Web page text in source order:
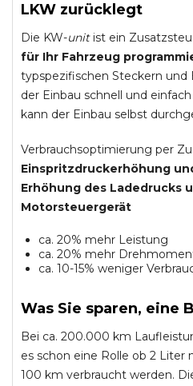
LKW zurücklegt
Die KW-unitist ein
für Ihr Fahrzeug
typspezifischen Steckern
der Einbau schnell und
kann der Einbau selbst
Verbrauchsoptimierung per
Einspritzdruckerhöhung
Erhöhung des Ladedrucks
Motorsteuergerät
ca. 20% mehr Leistung
ca. 20% mehr
ca. 10-15% weniger
Was Sie sparen, eine
Bei ca. 200.000 km
es schon eine Rolle ob 2 Liter
100 km verbraucht werden.